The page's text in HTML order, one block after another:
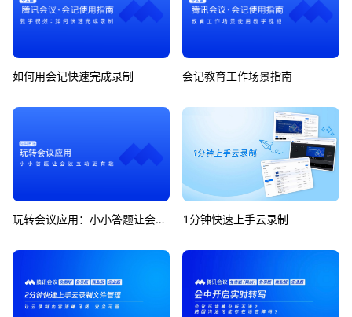
如何用会记快速完成录制 会记教育工作场景指南
玩转会议应用：小小答题让会议互动更有趣 1分钟快速上手云录制